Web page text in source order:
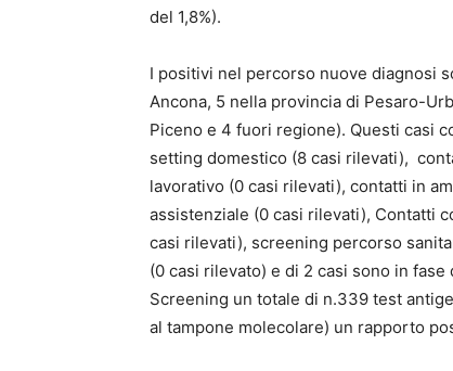
del 1,8%).
I positivi nel percorso nuove diagnosi
Ancona, 5 nella provincia di Pesaro-
Piceno e 4 fuori regione). Questi casi
setting domestico (8 casi rilevati),
lavorativo (0 casi rilevati), contatti in
assistenziale (0 casi rilevati), Contatti
casi rilevati), screening percorso
(0 casi rilevato) e di 2 casi sono in
Screening un totale di n.339 test
al tampone molecolare) un rapporto